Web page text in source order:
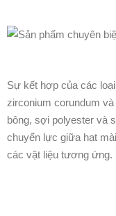
Sự kết hợp của các
zirconium corundum
bông, sợi polyester và
chuyển lực giữa hạt
các vật liệu tương ứng.